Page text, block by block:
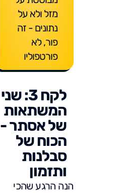
מזל ולא על
נתונים - זה
פור, לא
פורטפוליו
לקח 3: שני
המשתאות
של אסתר -
הכוח של
סבלנות
ותזמון
הנה הרגע שהכי